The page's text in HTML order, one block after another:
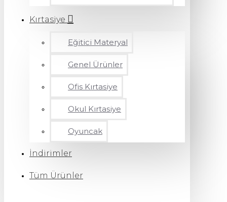
Kırtasiye
Eğitici Materyal
Genel Ürünler
Ofis Kırtasiye
Okul Kırtasiye
Oyuncak
İndirimler
Tüm Ürünler